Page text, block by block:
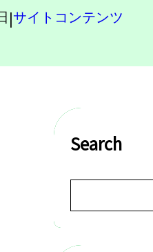
|サイトコンテンツ
Search
a
c